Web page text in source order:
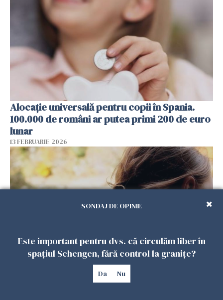
Alocație universală pentru copii în Spania.
100.000 de români ar putea primi 200 de euro
lunar
13 FEBRUARIE 2026
De ce dorul de casă rămâne atât de viu la
românii plecați în diaspora? Psiholog Radu
SONDAJ DE OPINIE
Este important pentru dvs. că circulăm liber în
spațiul Schengen, fără control la granițe?
Da Nu